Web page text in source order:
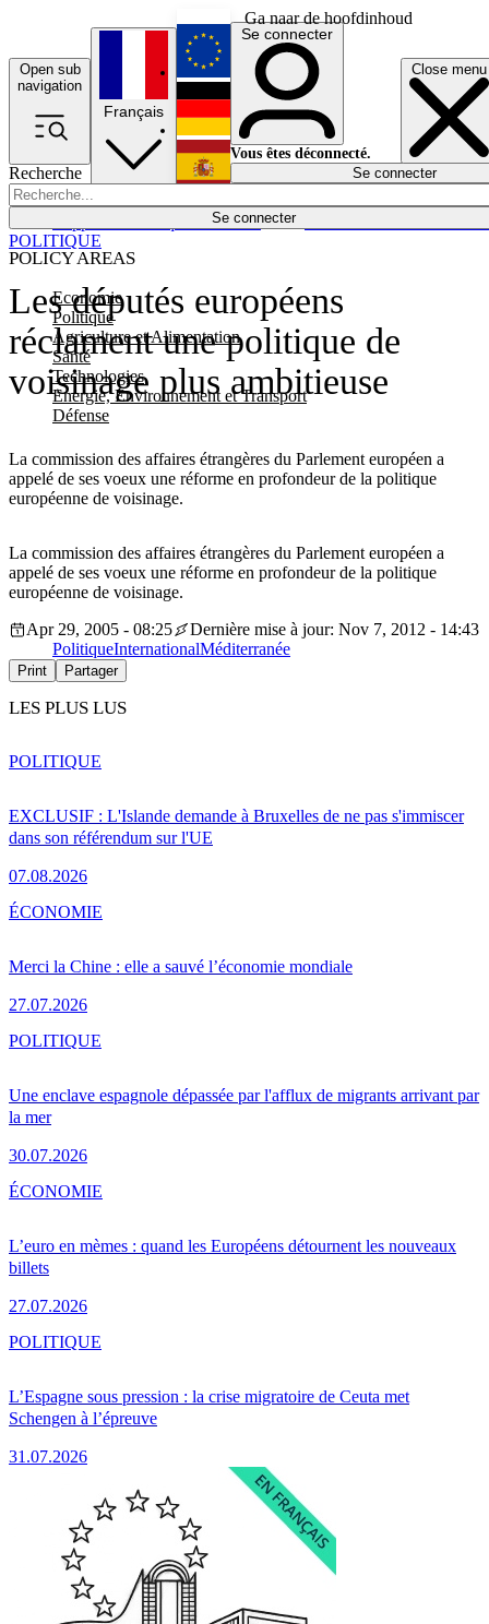
Ga naar de hoofdinhoud
Open sub
navigation
Close menu
Recherche
Se connecter
POLICY AREAS
Economie
Politique
Agriculture et Alimentation
Santé
Technologies
Energie, Environnement et Transport
Défense
Économie
Français
English
Deutsch
Español
Se connecter
Vous êtes déconnecté.
Se connecter
Les députés européens
réclament une politique de
voisinage plus ambitieuse
La commission des affaires étrangères du Parlement européen a
appelé de ses voeux une réforme en profondeur de la politique
européenne de voisinage.
POLITIQUE
La commission des affaires étrangères du Parlement européen a
appelé de ses voeux une réforme en profondeur de la politique
européenne de voisinage.
Apr 29, 2005 - 08:25
Dernière mise à jour: Nov 7, 2012 - 14:43
PolitiqueInternationalMéditerranée
Print Partager
LES PLUS LUS
EXCLUSIF : L'Islande demande à Bruxelles de ne pas s'immiscer
dans son référendum sur l'UE
07.08.2026
POLITIQUE
Merci la Chine : elle a sauvé l’économie mondiale
27.07.2026
ÉCONOMIE
Une enclave espagnole dépassée par l'afflux de migrants arrivant par
la mer
30.07.2026
POLITIQUE
L’euro en mèmes : quand les Européens détournent les nouveaux
billets
27.07.2026
ÉCONOMIE
L’Espagne sous pression : la crise migratoire de Ceuta met
Schengen à l’épreuve
31.07.2026
POLITIQUE